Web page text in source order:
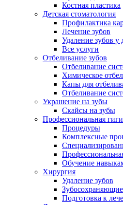
Костная пластика
Детская стоматология
Профилактика
Лечение зубов
Удаление зубов у
Все услуги
Отбеливание зубов
Отбеливание
Химическое
Капы для
Отбеливание
Украшение на зубы
Скайсы на зубы
Профессиональная
Процедуры
Комплексные
Обучение
Хирургия
Удаление зубов
Подготовка к